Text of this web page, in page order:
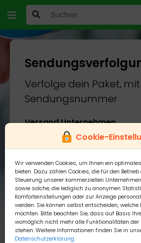
Cookie-
Wir verwenden Cookies, um Ihnen ein
bieten. Dazu zählen Cookies, die für den
Steuerung unserer kommerziellen
sowie solche, die lediglich zu anonymen
Komforteinstellungen oder zur Anzeige
werden. Sie können selbst entscheiden, welche
möchten. Bitte beachten Sie, dass auf Basis
womöglich nicht mehr alle Funktionalitäten der
stehen. Weitere Informationen finden Sie in
Datenschutzerklärung.
Verfolge dein Paket,
Sendungsnummer
Versand Unternehmen
Sendungsnummer